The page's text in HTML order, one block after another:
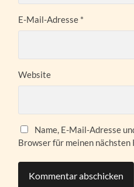
E-Mail-Adresse *
Website
Name, E-Mail-Adresse
Browser für meinen nächsten